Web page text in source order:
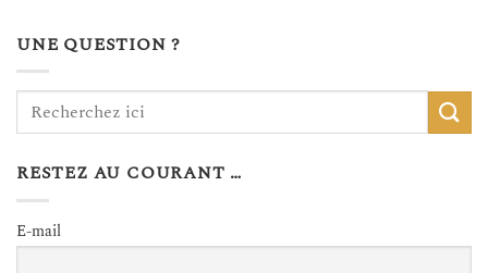
UNE QUESTION ?
RESTEZ AU COURANT …
E-mail